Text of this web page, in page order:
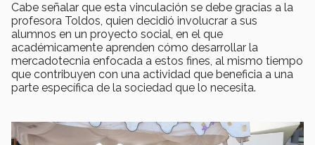
Cabe señalar que esta vinculación se debe gracias a la
profesora Toldos, quien decidió involucrar a sus
alumnos en un proyecto social, en el que
académicamente aprenden cómo desarrollar la
mercadotecnia enfocada a estos fines, al mismo tiempo
que contribuyen con una actividad que beneficia a una
parte específica de la sociedad que lo necesita.